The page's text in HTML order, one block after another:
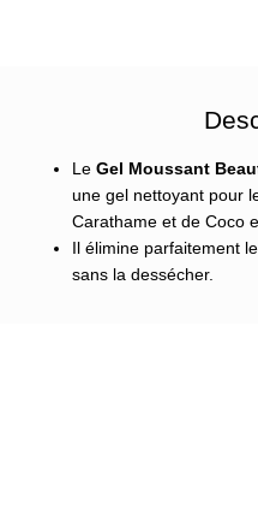
Le Gel Moussant
une gel nettoyant pour
Carathame et de Coco
Il élimine parfaitement
sans la dessécher.